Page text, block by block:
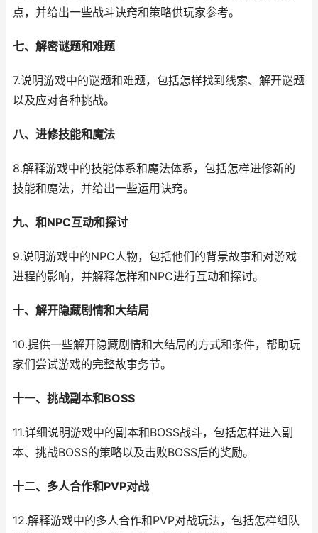
点，并给出一些战斗诀窍和策略供玩家参考。
七、解密谜题和难题
7.说明游戏中的谜题和难题，包括怎样找到线索、解开谜题
以及应对各种挑战。
八、进修技能和魔法
8.解释游戏中的技能体系和魔法体系，包括怎样进修新的
技能和魔法，并给出一些运用诀窍。
九、和NPC互动和探讨
9.说明游戏中的NPC人物，包括他们的背景故事和对游戏
进程的影响，并解释怎样和NPC进行互动和探讨。
十、解开隐藏剧情和大结局
10.提供一些解开隐藏剧情和大结局的方式和条件，帮助玩
家们尝试游戏的完整故事务节。
十一、挑战副本和BOSS
11.详细说明游戏中的副本和BOSS战斗，包括怎样进入副
本、挑战BOSS的策略以及击败BOSS后的奖励。
十二、多人合作和PVP对战
12.解释游戏中的多人合作和PVP对战玩法，包括怎样组队